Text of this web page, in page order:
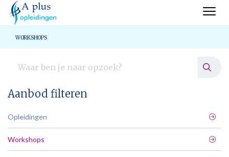
WORKSHOPS
Aanbod filteren
Opleidingen
Workshops